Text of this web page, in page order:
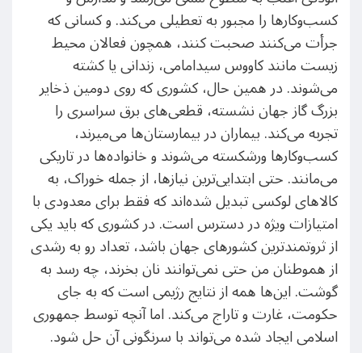
کسب‌وکارها را مجبور به تعطیلی می‌کند. و کسانی که
جرأت می‌کنند صحبت کنند، همچون فعالان محیط
زیست مانند کاووس سیدامامی، زندانی یا کشته
می‌شوند. در همین حال، کشوری که روی دومین ذخایر
بزرگ گاز جهان نشسته، قطعی‌های برق سراسری را
تجربه می‌کند. بیماران در بیمارستان‌ها می‌میرند،
کسب‌وکارها ورشکسته می‌شوند و خانواده‌ها در تاریکی
می‌مانند. حتی ابتدایی‌ترین نیازها، از جمله خوراک، به
کالاهای لوکسی تبدیل شده‌اند که فقط برای معدودی با
امتیازات ویژه در دسترس است. در کشوری که باید یکی
از ثروتمندترین کشورهای جهان باشد، تعداد رو به رشدی
از هموطنان من حتی نمی‌توانند نان بخرند، چه رسد به
گوشت. این‌ها همه از نتایج رژیمی است که به جای
حکومت، غارت و تاراج می‌کند. اما آنچه توسط جمهوری
اسلامی ایجاد شده می‌تواند با سرنگونی آن حل شود.